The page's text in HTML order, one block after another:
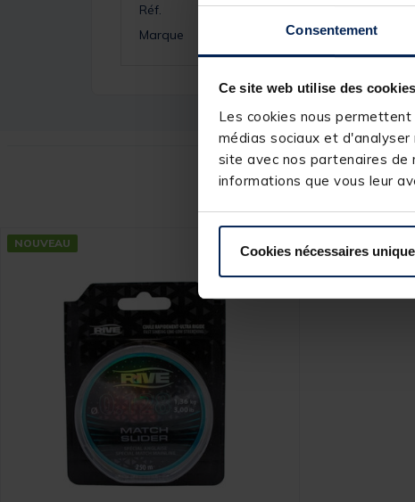
Consentement
Ce site web utilise des
Les cookies nous
médias sociaux et
site avec nos partenaires de
informations que vous leur
Cookies nécessaires
Réf.
Marque
NOUVEAU